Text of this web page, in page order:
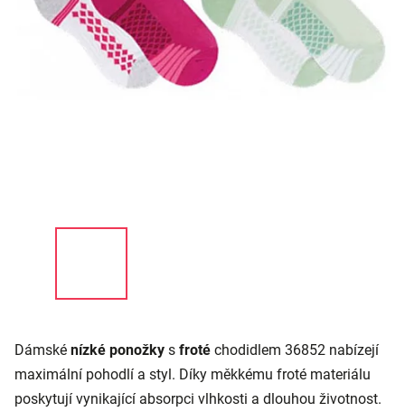
Dámské nízké ponožky s froté chodidlem 36852 nabízejí
maximální pohodlí a styl. Díky měkkému froté materiálu
poskytují vynikající absorpci vlhkosti a dlouhou životnost.